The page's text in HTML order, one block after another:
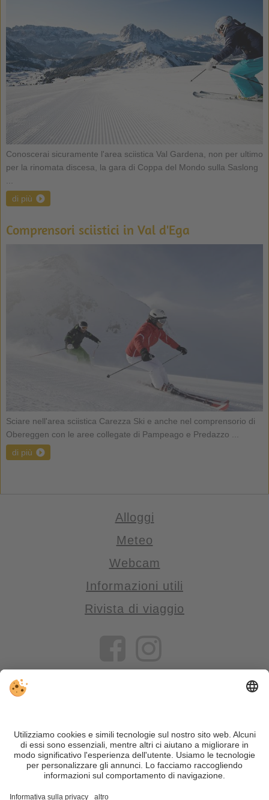
Conoscerai sicuramente l'area sciistica Val Gardena, non per ultimo
per la rinomata discesa, la gara di Coppa del Mondo sulla Saslong
di più
Comprensori sciistici in Val d'Ega
Sciare nell'area sciistica Carezza Ski e anche nel comprensorio di
Obereggen con le aree collegate di Pampeago e Predazzo ...
di più
Alloggi
Meteo
Webcam
Informazioni utili
Rivista di viaggio
VIVOSüdtirol è il portale di viaggio per chi desidera vivere il
Trentino Alto Adige davvero – con consigli autentici, alloggi e
offerte su misura.
Nonostante il lavoro accurato e il costante aggiornamento dei